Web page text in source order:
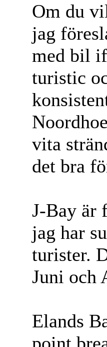
Om du
jag
med bil
turistic
vita
det bra
J-Bay är
jag har
turister.
Juni och
Elands